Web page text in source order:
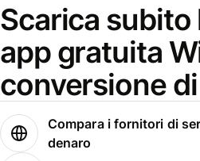
Scarica subito
app gratuita
conversione
Compara i fornitori di
denaro